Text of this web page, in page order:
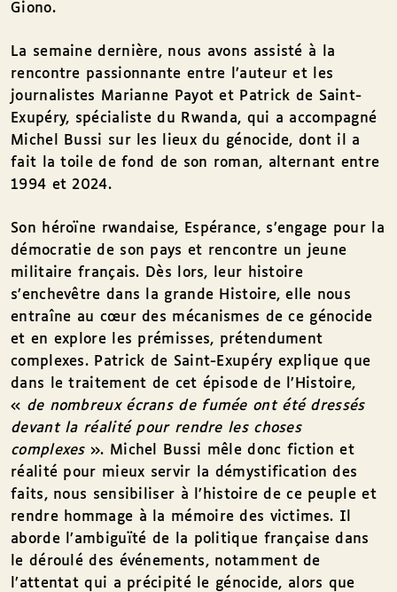
Giono.
La semaine dernière, nous avons assisté à la
rencontre passionnante entre l’auteur et les
journalistes Marianne Payot et Patrick de Saint-
Exupéry, spécialiste du Rwanda, qui a accompagné
Michel Bussi sur les lieux du génocide, dont il a
fait la toile de fond de son roman, alternant entre
1994 et 2024.
Son héroïne rwandaise, Espérance, s’engage pour la
démocratie de son pays et rencontre un jeune
militaire français. Dès lors, leur histoire
s’enchevêtre dans la grande Histoire, elle nous
entraîne au cœur des mécanismes de ce génocide
et en explore les prémisses, prétendument
complexes. Patrick de Saint-Exupéry explique que
dans le traitement de cet épisode de l’Histoire,
« de nombreux écrans de fumée ont été dressés
devant la réalité pour rendre les choses
complexes». Michel Bussi mêle donc fiction et
réalité pour mieux servir la démystification des
faits, nous sensibiliser à l’histoire de ce peuple et
rendre hommage à la mémoire des victimes. Il
aborde l’ambiguïté de la politique française dans
le déroulé des événements, notamment de
l’attentat qui a précipité le génocide, alors que